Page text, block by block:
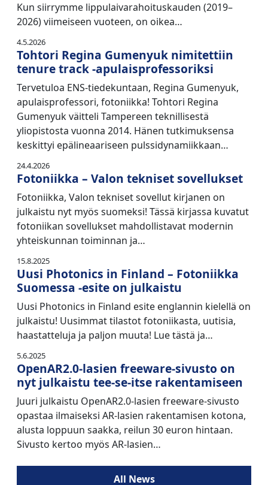
Kun siirrymme lippulaivarahoituskauden (2019–
2026) viimeiseen vuoteen, on oikea…
4.5.2026
Tohtori Regina Gumenyuk nimitettiin
tenure track -apulaisprofessoriksi
Tervetuloa ENS-tiedekuntaan, Regina Gumenyuk,
apulaisprofessori, fotoniikka! Tohtori Regina
Gumenyuk väitteli Tampereen teknillisestä
yliopistosta vuonna 2014. Hänen tutkimuksensa
keskittyi epälineaariseen pulssidynamiikkaan…
24.4.2026
Fotoniikka – Valon tekniset sovellukset
Fotoniikka, Valon tekniset sovellut kirjanen on
julkaistu nyt myös suomeksi! Tässä kirjassa kuvatut
fotoniikan sovellukset mahdollistavat modernin
yhteiskunnan toiminnan ja…
15.8.2025
Uusi Photonics in Finland – Fotoniikka
Suomessa -esite on julkaistu
Uusi Photonics in Finland esite englannin kielellä on
julkaistu! Uusimmat tilastot fotoniikasta, uutisia,
haastatteluja ja paljon muuta! Lue tästä ja…
5.6.2025
OpenAR2.0-lasien freeware-sivusto on
nyt julkaistu tee-se-itse rakentamiseen
Juuri julkaistu OpenAR2.0-lasien freeware-sivusto
opastaa ilmaiseksi AR-lasien rakentamisen kotona,
alusta loppuun saakka, reilun 30 euron hintaan.
Sivusto kertoo myös AR-lasien…
All News